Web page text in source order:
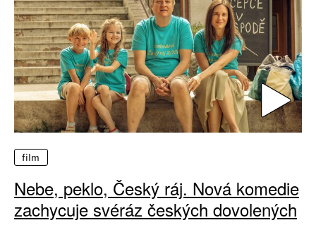
film
Nebe, peklo, Český ráj. Nová komedie
zachycuje svéráz českých dovolených